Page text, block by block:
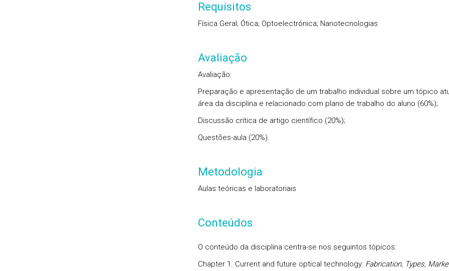
Requisitos
Física Geral; Ótica; Optoelectrónica; Nanotecnologias
Avaliação
Avaliação:
Preparação e apresentação de um trabalho individual sobre um tópico
área da disciplina e relacionado com plano de trabalho do aluno (60%);
Discussão crítica de artigo científico (20%);
Questões-aula (20%).
Metodologia
Aulas teóricas e laboratoriais
Conteúdos
O conteúdo da disciplina centra-se nos seguintos tópicos:
Chapter 1. Current and future optical technology: Fabrication, Types,